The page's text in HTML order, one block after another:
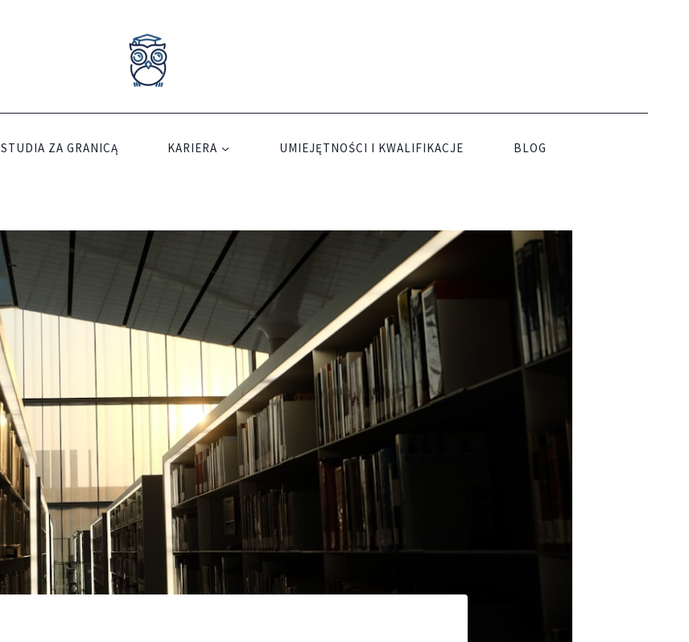
STUDIA ZA GRANICĄ KARIERA UMIEJĘTNOŚCI I KWALIFIKACJE BLOG